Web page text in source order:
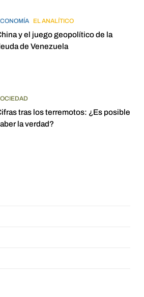
EL ANALÍTICO
y el juego geopolítico de la
de Venezuela
tras los terremotos: ¿Es posible
la verdad?